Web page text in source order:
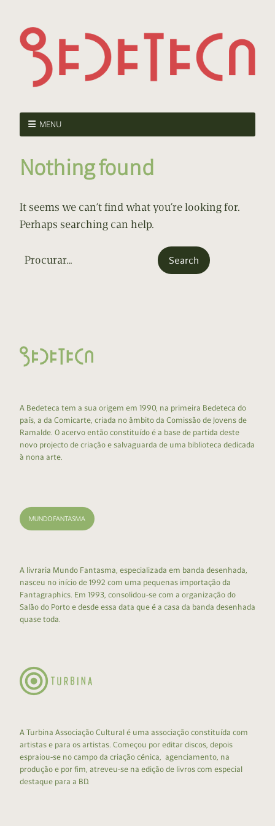
MENU
Nothing found
It seems we can’t find what you’re looking for.
Perhaps searching can help.
A Bedeteca tem a sua origem em 1990, na primeira Bedeteca do
país, a da Comicarte, criada no âmbito da Comissão de Jovens de
Ramalde. O acervo então constituído é a base de partida deste
novo projecto de criação e salvaguarda de uma biblioteca dedicada
à nona arte.
A livraria Mundo Fantasma, especializada em banda desenhada,
nasceu no início de 1992 com uma pequenas importação da
Fantagraphics. Em 1993, consolidou-se com a organização do
Salão do Porto e desde essa data que é a casa da banda desenhada
quase toda.
A Turbina Associação Cultural é uma associação constituída com
artistas e para os artistas. Começou por editar discos, depois
espraiou-se no campo da criação cénica, agenciamento, na
produção e por fim, atreveu-se na edição de livros com especial
destaque para a BD.